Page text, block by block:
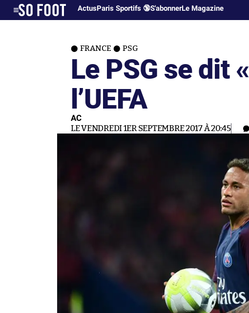
ActusParis Sportifs 🔞S'abonnerLe Magazine
FRANCE PSG
Le PSG se dit «
l’UEFA
AC
LE VENDREDI 1ER SEPTEMBRE 2017 À 20:45